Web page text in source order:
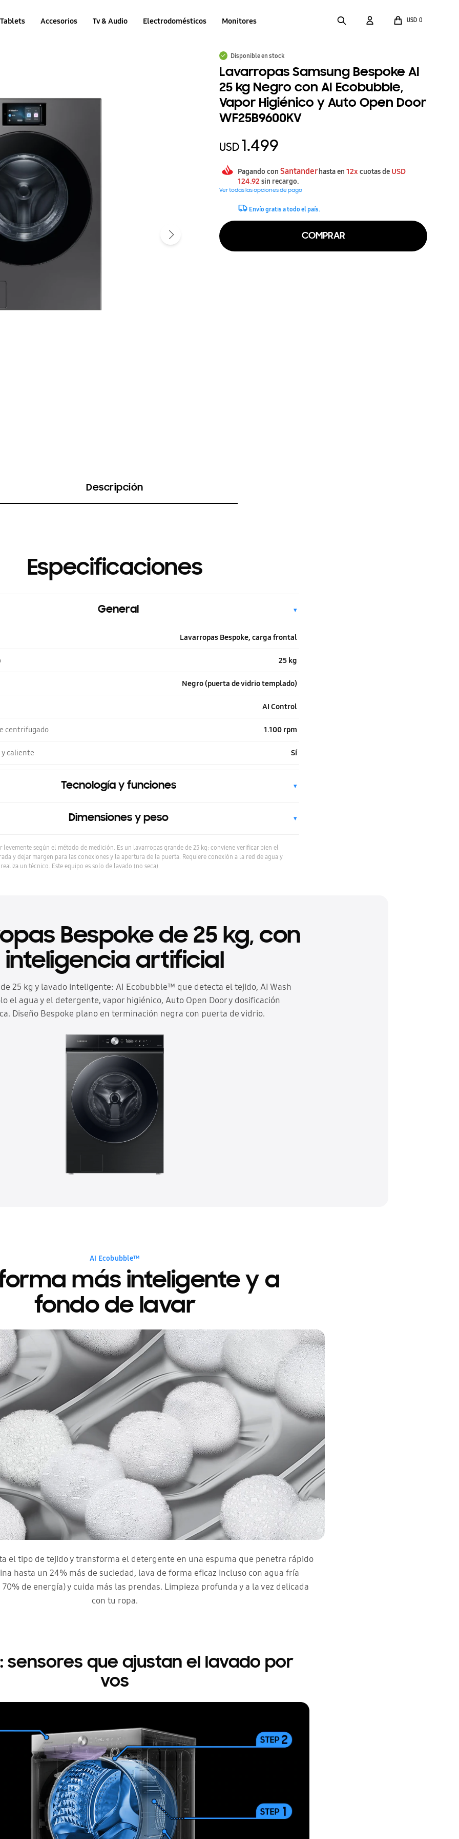
Tablets Accesorios Tv & Audio Electrodomésticos Monitores USD 0
Disponible en stock
Lavarropas Samsung Bespoke AI
25 kg Negro con AI Ecobubble,
Vapor Higiénico y Auto Open Door
WF25B9600KV
USD 1.499
Pagando con Santander hasta en 12x cuotas de USD
124.92 sin recargo.
Ver todas las opciones de pago
Envío gratis a todo el país.
COMPRAR
Descripción
Especificaciones
General ▾
Lavarropas Bespoke, carga frontal
25 kg
Negro (puerta de vidrio templado)
AI Control
centrifugado 1.100 rpm
y caliente Sí
Tecnología y funciones ▾
Dimensiones y peso ▾
levemente según el método de medición. Es un lavarropas grande de 25 kg: conviene verificar bien el
y dejar margen para las conexiones y la apertura de la puerta. Requiere conexión a la red de agua y
un técnico. Este equipo es solo de lavado (no seca).
Bespoke de 25 kg, con
inteligencia artificial
25 kg y lavado inteligente: AI Ecobubble™ que detecta el tejido, AI Wash
el agua y el detergente, vapor higiénico, Auto Open Door y dosificación
Diseño Bespoke plano en terminación negra con puerta de vidrio.
AI Ecobubble™
más inteligente y a
fondo de lavar
el tipo de tejido y transforma el detergente en una espuma que penetra rápido
hasta un 24% más de suciedad, lava de forma eficaz incluso con agua fría
de energía) y cuida más las prendas. Limpieza profunda y a la vez delicada
con tu ropa.
sensores que ajustan el lavado por
vos